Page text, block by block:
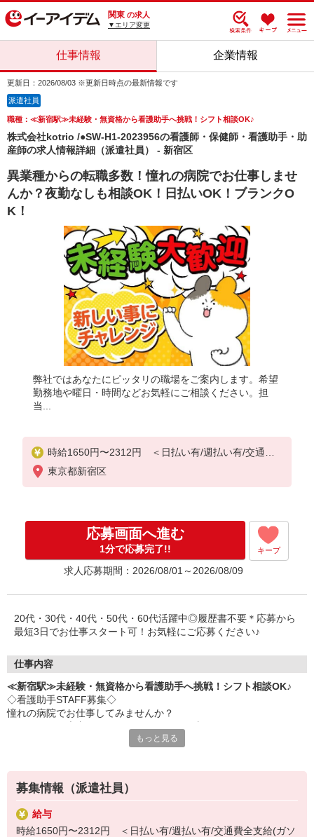
関東 の求人
▼エリア変更
仕事情報 企業情報
更新日：2026/08/03 ※更新日時点の最新情報です
派遣社員
職種：≪新宿駅≫未経験・無資格から看護助手へ挑戦！シフト相談OK♪
株式会社kotrio /●SW-H1-2023956の看護師・保健師・看護助手・助
産師の求人情報詳細（派遣社員） - 新宿区
異業種からの転職多数！憧れの病院でお仕事しませ
んか？夜勤なしも相談OK！日払いOK！ブランクO
K！
弊社ではあなたにピッタリの職場をご案内します。希望
勤務地や曜日・時間などお気軽にご相談ください。担
当...
時給1650円〜2312円 ＜日払い有/週払い有/交通費
全支給(ガソリン代含む)＞
東京都新宿区
応募画面へ進む
1分で応募完了!! キープ
求人応募期間：2026/08/01～2026/08/09
20代・30代・40代・50代・60代活躍中◎履歴書不要＊応募から
最短3日でお仕事スタート可！お気軽にご応募ください♪
仕事内容
≪新宿駅≫未経験・無資格から看護助手へ挑戦！シフト相談OK♪
◇看護助手STAFF募集◇
憧れの病院でお仕事してみませんか？
・病室の清掃
・医療器具の消毒
・患者さんの生活介助
など
もっと見る
募集情報（派遣社員）
給与
時給1650円〜2312円 ＜日払い有/週払い有/交通費全支給(ガソ